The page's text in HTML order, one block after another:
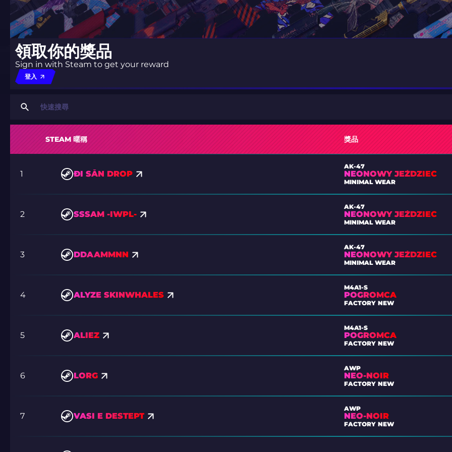
領取你的獎品
Sign in with Steam to get your reward
登入
STEAM 暱稱 獎品
1 ĐI SĂN DROP
AK-47
NEONOWY JEŹDZIEC
MINIMAL WEAR
2 SSSAM -IWPL-
AK-47
NEONOWY JEŹDZIEC
MINIMAL WEAR
3 DDAAMMNN
AK-47
NEONOWY JEŹDZIEC
MINIMAL WEAR
4 ALYZE SKINWHALES
M4A1-S
POGROMCA
FACTORY NEW
5 ALIEZ
M4A1-S
POGROMCA
FACTORY NEW
6 LORG
AWP
NEO-NOIR
FACTORY NEW
7 VASI E DESTEPT
AWP
NEO-NOIR
FACTORY NEW